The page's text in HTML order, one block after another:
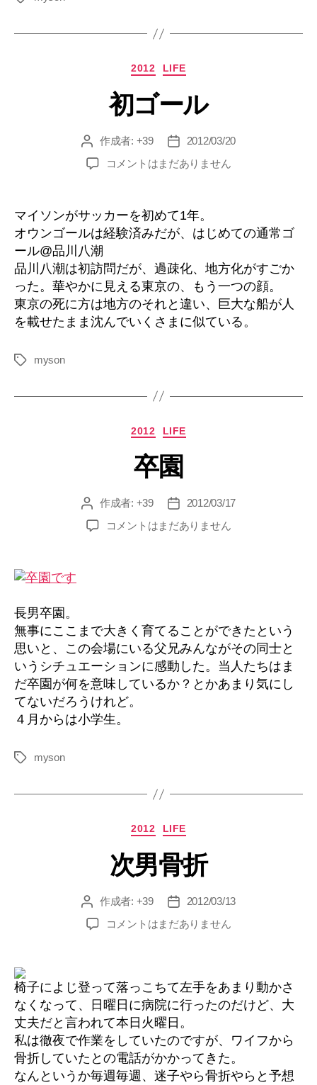
カ
ゴ
2012 LIFE
初ゴール
投
稿
者
作成者: +39
投
稿
日
2012/03/20
初
ル
へ
の
コメントはまだありません
マイソンがサッカーを初めて1年。
オウンゴールは経験済みだが、はじめての通常ゴ
ール@品川八潮
品川八潮は初訪問だが、過疎化、地方化がすごか
った。華やかに見える東京の、もう一つの顔。
東京の死に方は地方のそれと違い、巨大な船が人
を載せたまま沈んでいくさまに似ている。
タ
myson
カ
ゴ
リ
2012 LIFE
卒園
投
稿
者
作成者: +39
投
稿
日
2012/03/17
卒
コメントはまだありません
長男卒園。
無事にここまで大きく育てることができたという
思いと、この会場にいる父兄みんながその同士と
いうシチュエーションに感動した。当人たちはま
だ卒園が何を意味しているか？とかあまり気にし
てないだろうけれど。
４月からは小学生。
タ
myson
カ
ゴ
リ
2012 LIFE
次男骨折
投
稿
者
作成者: +39
投
稿
日
2012/03/13
次
へ
の
コメントはまだありません
椅子によじ登って落っこちて左手をあまり動かさ
なくなって、日曜日に病院に行ったのだけど、大
丈夫だと言われて本日火曜日。
私は徹夜で作業をしていたのですが、ワイフから
骨折していたとの電話がかかってきた。
なんというか毎週毎週、迷子やら骨折やらと予想